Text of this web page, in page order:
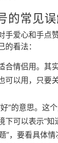
的常见
手爱心和手点
看法：
合情侣用。其
可以用，只要
”的意思。这
下可以表示“知
”，要看具体情